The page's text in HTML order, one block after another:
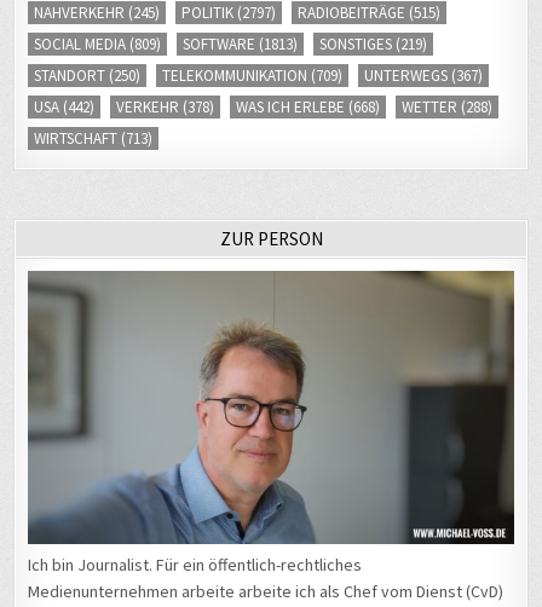
NAHVERKEHR (245) POLITIK (2797) RADIOBEITRÄGE (515)
SOCIAL MEDIA (809) SOFTWARE (1813) SONSTIGES (219)
STANDORT (250) TELEKOMMUNIKATION (709) UNTERWEGS (367)
USA (442) VERKEHR (378) WAS ICH ERLEBE (668) WETTER (288)
WIRTSCHAFT (713)
ZUR PERSON
Ich bin Journalist. Für ein öffentlich-rechtliches
Medienunternehmen arbeite arbeite ich als Chef vom Dienst (CvD)